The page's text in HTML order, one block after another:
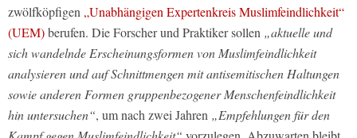
zwölfköpfigen „Unabhängigen Expertenkreis Muslimfeindlichkeit“
(UEM)berufen. Die Forscher und Praktiker sollen „aktuelle und
sich wandelnde Erscheinungsformen von Muslimfeindlichkeit
analysieren und auf Schnittmengen mit antisemitischen Haltungen
sowie anderen Formen gruppenbezogener Menschenfeindlichkeit
hin untersuchen“, um nach zwei Jahren „Empfehlungen für den